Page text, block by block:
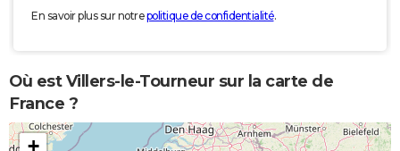
En savoir plus sur notrepolitique de confidentialité.
Où est Villers-le-Tourneur sur la carte de
France ?
+